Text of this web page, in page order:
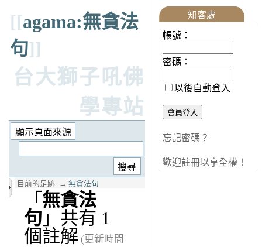
[[agama:無貪法
句]]
台大獅子吼佛
學專站
目前的足跡: → 無貪法句
「 無貪法
句 」共有 1
個註解 (更新時間
知客處
帳號：
密碼：
以後自動登入
忘記密碼？
歡迎註冊以享全權！